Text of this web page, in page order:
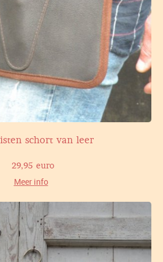
schort van leer
29,95 euro
Meer info